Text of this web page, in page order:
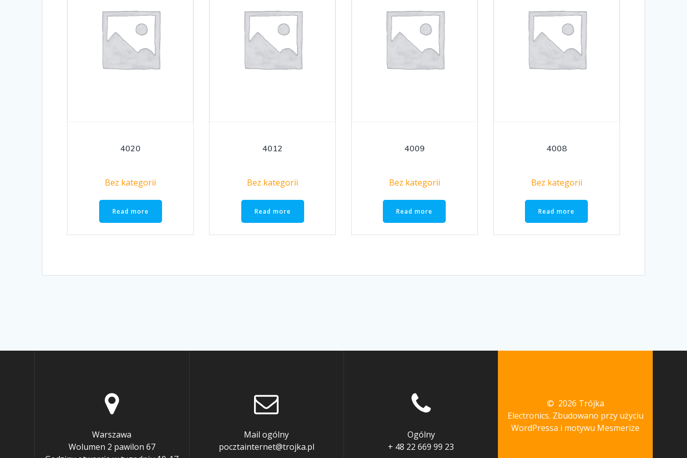
4020
Bez kategorii
Read more
4012
Bez kategorii
Read more
4009
Bez kategorii
Read more
4008
Bez kategorii
Read more
Warszawa
Wolumen 2 pawilon 67
Mail ogólny
pocztainternet@trojka.pl
Ogólny
+ 48 22 669 99 23
© 2026 Trójka
Electronics. Zbudowano przy użyciu
WordPressa i motywu Mesmerize